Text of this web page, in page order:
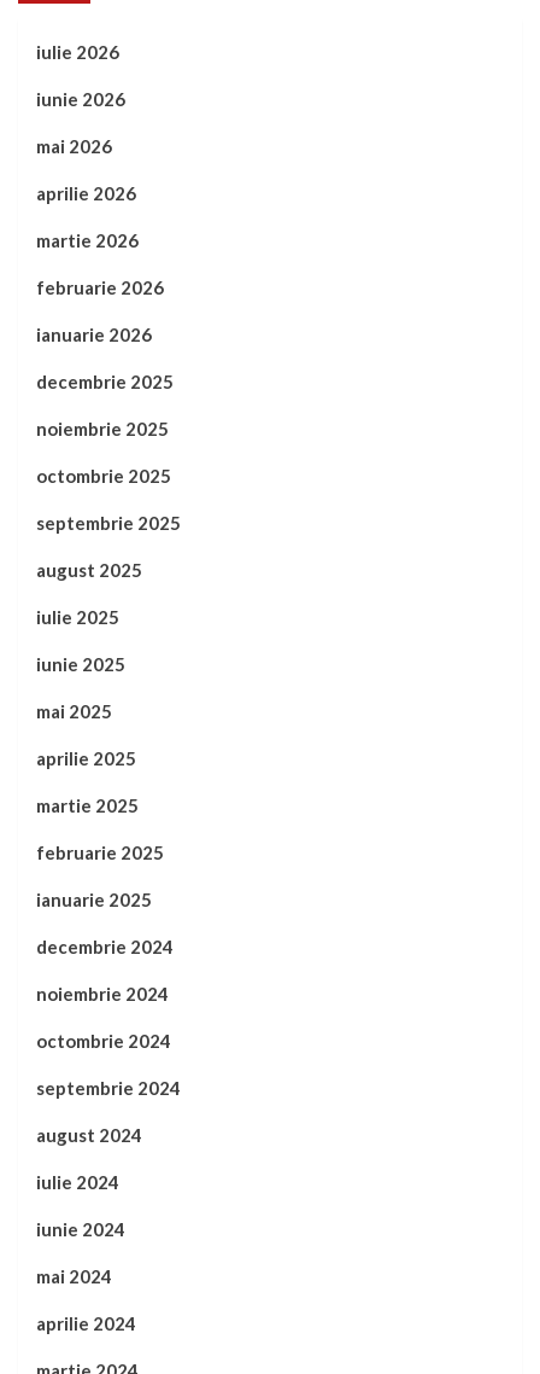
iulie 2026
iunie 2026
mai 2026
aprilie 2026
martie 2026
februarie 2026
ianuarie 2026
decembrie 2025
noiembrie 2025
octombrie 2025
septembrie 2025
august 2025
iulie 2025
iunie 2025
mai 2025
aprilie 2025
martie 2025
februarie 2025
ianuarie 2025
decembrie 2024
noiembrie 2024
octombrie 2024
septembrie 2024
august 2024
iulie 2024
iunie 2024
mai 2024
aprilie 2024